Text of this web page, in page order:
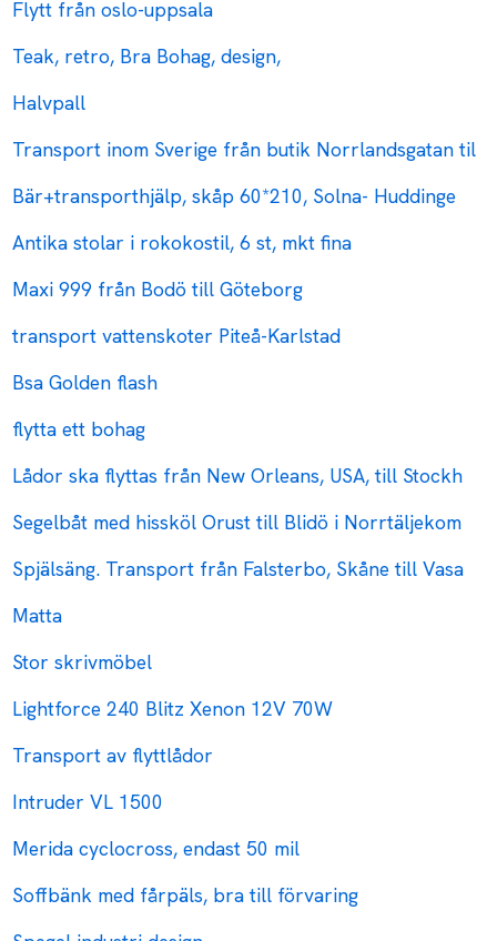
Flytt från oslo-uppsala
Teak, retro, Bra Bohag, design,
Halvpall
Transport inom Sverige från butik Norrlandsgatan til
Bär+transporthjälp, skåp 60*210, Solna- Huddinge
Antika stolar i rokokostil, 6 st, mkt fina
Maxi 999 från Bodö till Göteborg
transport vattenskoter Piteå-Karlstad
Bsa Golden flash
flytta ett bohag
Lådor ska flyttas från New Orleans, USA, till Stockh
Segelbåt med hissköl Orust till Blidö i Norrtäljekom
Spjälsäng. Transport från Falsterbo, Skåne till Vasa
Matta
Stor skrivmöbel
Lightforce 240 Blitz Xenon 12V 70W
Transport av flyttlådor
Intruder VL 1500
Merida cyclocross, endast 50 mil
Soffbänk med fårpäls, bra till förvaring